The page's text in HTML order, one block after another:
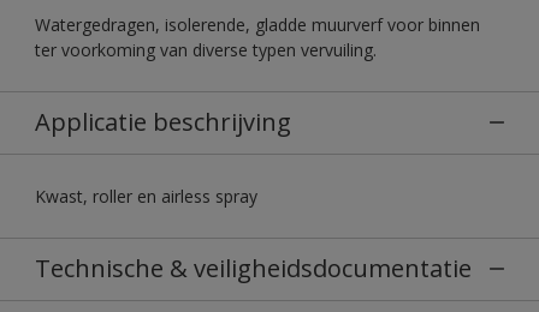
Watergedragen, isolerende, gladde muurverf voor binnen
ter voorkoming van diverse typen vervuiling.
Applicatie beschrijving
Kwast, roller en airless spray
Technische & veiligheidsdocumentatie